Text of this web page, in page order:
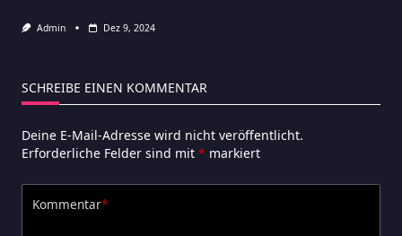
Admin Dez 9, 2024
SCHREIBE EINEN KOMMENTAR
Deine E-Mail-Adresse wird nicht veröffentlicht.
Erforderliche Felder sind mit * markiert
Kommentar*